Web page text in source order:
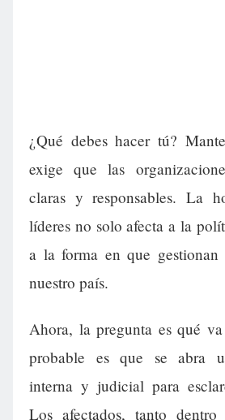
¿Qué debes hacer tú?
exige que las
claras y responsables. La
líderes no solo afecta a la
a la forma en que gestionan
nuestro país.
Ahora, la pregunta es qué
probable es que se abra
interna y judicial para
Los afectados, tanto